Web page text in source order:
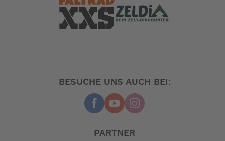
BESUCHE UNS AUCH BEI:
PARTNER